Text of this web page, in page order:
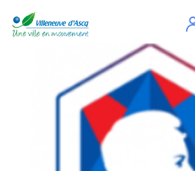
Mes démarches en ligne